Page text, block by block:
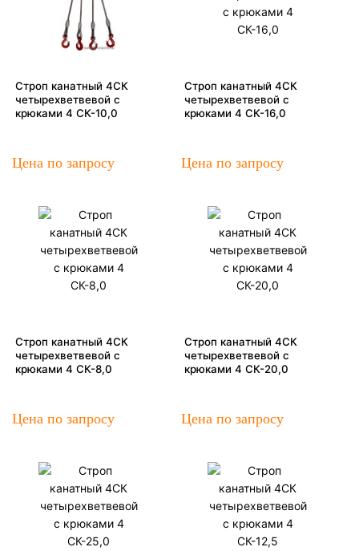
Строп канатный 4СК
четырехветвевой с
крюками 4 СК-10,0
Цена по запросу
Строп канатный 4СК
четырехветвевой с
крюками 4 СК-16,0
Цена по запросу
Строп канатный 4СК
четырехветвевой с
крюками 4 СК-8,0
Цена по запросу
Строп канатный 4СК
четырехветвевой с
крюками 4 СК-20,0
Цена по запросу